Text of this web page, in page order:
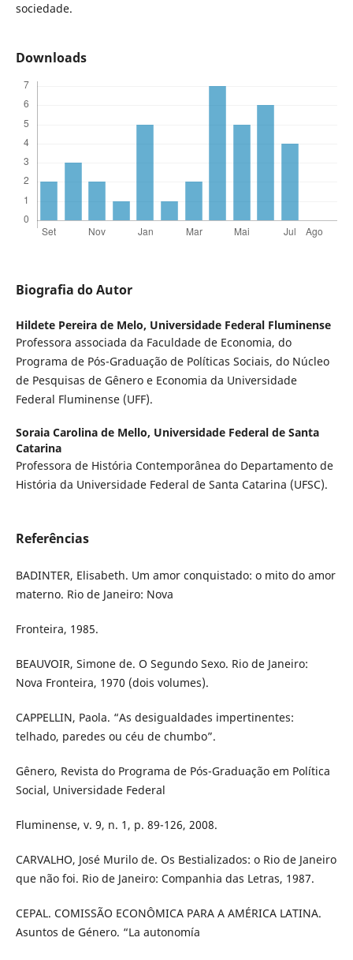
sociedade.
Downloads
Biografia do Autor
Hildete Pereira de Melo, Universidade Federal Fluminense
Professora associada da Faculdade de Economia, do
Programa de Pós-Graduação de Políticas Sociais, do Núcleo
de Pesquisas de Gênero e Economia da Universidade
Federal Fluminense (UFF).
Soraia Carolina de Mello, Universidade Federal de Santa
Catarina
Professora de História Contemporânea do Departamento de
História da Universidade Federal de Santa Catarina (UFSC).
Referências
BADINTER, Elisabeth. Um amor conquistado: o mito do amor
materno. Rio de Janeiro: Nova
Fronteira, 1985.
BEAUVOIR, Simone de. O Segundo Sexo. Rio de Janeiro:
Nova Fronteira, 1970 (dois volumes).
CAPPELLIN, Paola. “As desigualdades impertinentes:
telhado, paredes ou céu de chumbo”.
Gênero, Revista do Programa de Pós-Graduação em Política
Social, Universidade Federal
Fluminense, v. 9, n. 1, p. 89-126, 2008.
CARVALHO, José Murilo de. Os Bestializados: o Rio de Janeiro
que não foi. Rio de Janeiro: Companhia das Letras, 1987.
CEPAL. COMISSÃO ECONÔMICA PARA A AMÉRICA LATINA.
Asuntos de Género. “La autonomía